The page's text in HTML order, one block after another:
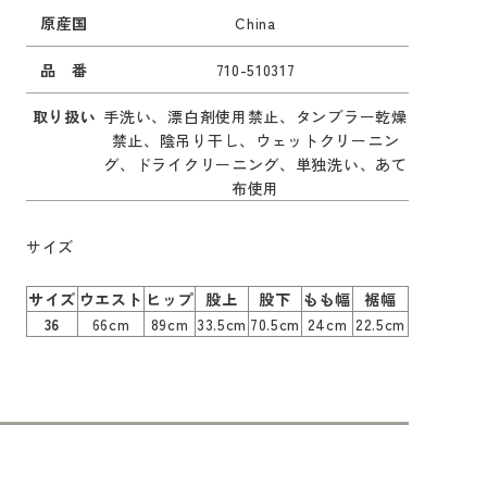
原産国 China
品 番 710-510317
取り扱い 手洗い、漂白剤使用禁止、タンブラー乾燥
禁止、陰吊り干し、ウェットクリーニン
グ、ドライクリーニング、単独洗い、あて
布使用
サイズ
サイズ ウエスト ヒップ 股上 股下 もも幅
裾幅
36
66cm 89cm 33.5cm 70.5cm 24cm 22.5cm